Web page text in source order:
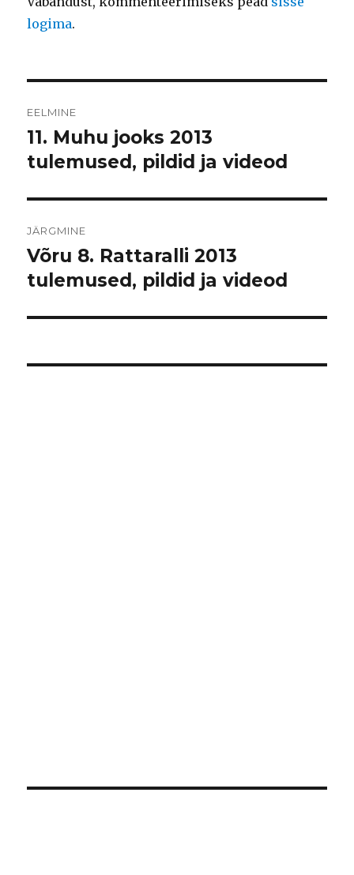
logima.
EELMINE
Eelmine
postitus:
11. Muhu jooks 2013
tulemused, pildid ja videod
JÄRGMINE
Järgmine
postitus:
Võru 8. Rattaralli 2013
tulemused, pildid ja videod